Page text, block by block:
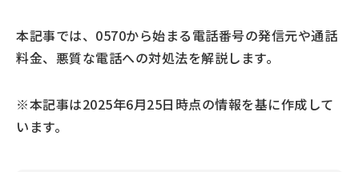
本記事では、0570から始まる電話番号の発信元や通話
料金、悪質な電話への対処法を解説します。
※本記事は2025年6月25日時点の情報を基に作成して
います。